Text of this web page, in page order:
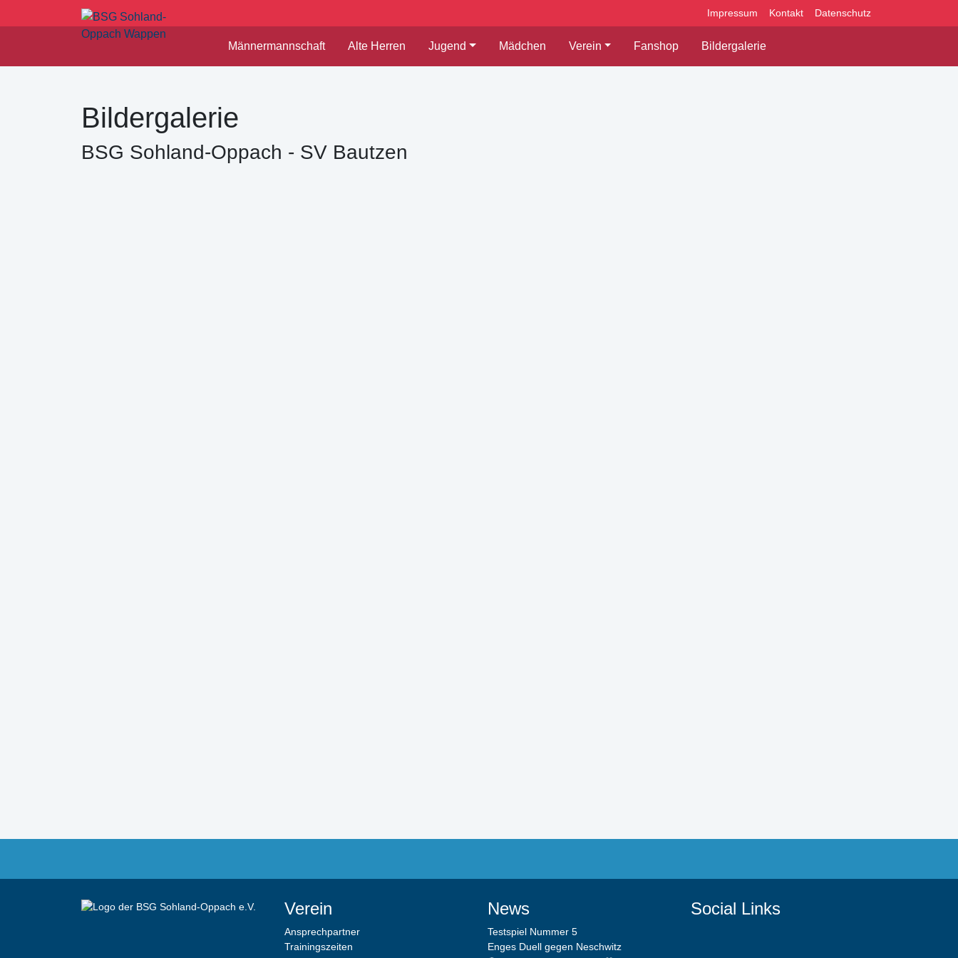
Impressum Kontakt Datenschutz
Männermannschaft Alte Herren Jugend Mädchen Verein Fanshop Bildergalerie
Bildergalerie
BSG Sohland-Oppach - SV Bautzen
Verein
Ansprechpartner
Trainingszeiten
News
Testspiel Nummer 5
Enges Duell gegen Neschwitz
Social Links